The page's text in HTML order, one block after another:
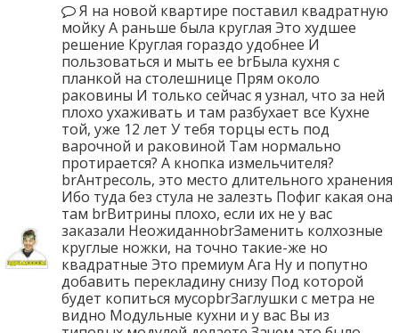
Я на новой квартире поставил квадратную
мойку А раньше была круглая Это худшее
решение Круглая гораздо удобнее И
пользоваться и мыть ее brБыла кухня с
планкой на столешнице Прям около
раковины И только сейчас я узнал, что за ней
плохо ухаживать и там разбухает все Кухне
той, уже 12 лет У тебя торцы есть под
варочной и раковиной Там нормально
протирается? А кнопка измельчителя?
brАнтресоль, это место длительного хранения
Ибо туда без стула не залезть Пофиг какая она
там brВитрины плохо, если их не у вас
заказали НеожиданноbrЗаменить колхозные
круглые ножки, на точно такие-же но
квадратные Это премиум Ага Ну и попутно
добавить перекладину снизу Под которой
будет копиться мусорbrЗаглушки с метра не
видно Модульные кухни и у вас Вы из